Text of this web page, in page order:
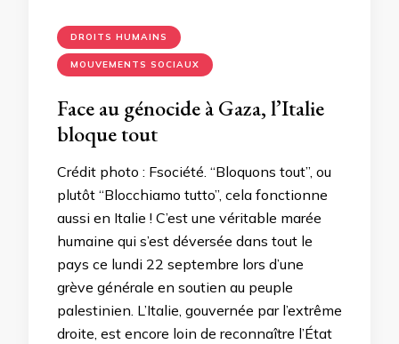
DROITS HUMAINS
MOUVEMENTS SOCIAUX
Face au génocide à Gaza, l’Italie
bloque tout
Crédit photo : Fsociété. “Bloquons tout”, ou
plutôt “Blocchiamo tutto”, cela fonctionne
aussi en Italie ! C’est une véritable marée
humaine qui s’est déversée dans tout le
pays ce lundi 22 septembre lors d’une
grève générale en soutien au peuple
palestinien. L’Italie, gouvernée par l’extrême
droite, est encore loin de reconnaître l’État